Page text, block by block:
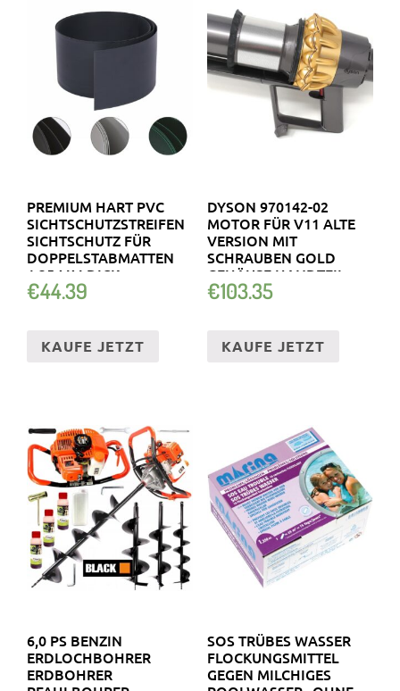
PREMIUM HART PVC
SICHTSCHUTZSTREIFEN
SICHTSCHUTZ FÜR
DOPPELSTABMATTEN
1,35 MM DICK
€44.39
KAUFE JETZT
DYSON 970142-02
MOTOR FÜR V11 ALTE
VERSION MIT
SCHRAUBEN GOLD
GEHÄUSE HANDTEIL
€103.35
KAUFE JETZT
6,0 PS BENZIN
ERDLOCHBOHRER
ERDBOHRER
SOS TRÜBES WASSER
FLOCKUNGSMITTEL
GEGEN MILCHIGES